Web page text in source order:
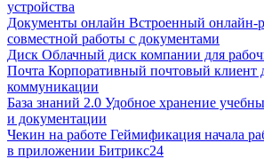
устройства
Документы онлайн Встроенный онлайн-
совместной работы с документами
Диск Облачный диск компании для
Почта Корпоративный почтовый клиент
коммуникации
База знаний 2.0 Удобное хранение
и документации
Чекин на работе Геймификация начала
в приложении Битрикс24